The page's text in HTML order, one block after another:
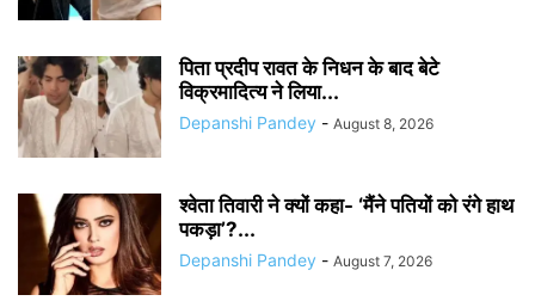
पिता प्रदीप रावत के निधन के बाद बेटे
विक्रमादित्य ने लिया...
Depanshi Pandey - August 8, 2026
श्वेता तिवारी ने क्यों कहा- ‘मैंने पतियों को रंगे हाथ
पकड़ा’?...
Depanshi Pandey - August 7, 2026